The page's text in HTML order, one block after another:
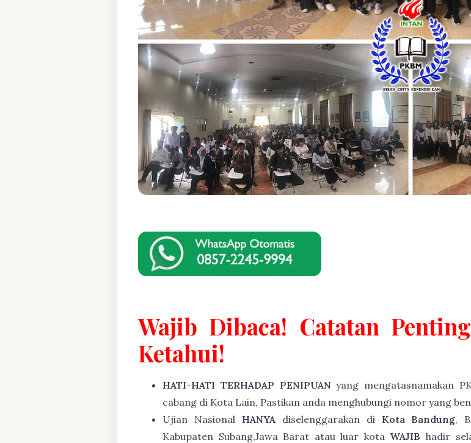
Wajib Dibaca! Catatan
Ketahui!
HATI-HATI TERHADAP PENIPUANyang mengatasnamakan
cabang di Kota Lain, Pastikan anda menghubungi nomor yang
Ujian Nasional HANYA diselenggarakan di Kota Bandung,
Kabupaten Subang,Jawa Barat atau luar kota WAJIB hadir